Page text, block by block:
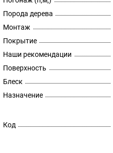
Порода дерева
Монтаж
Покрытие
Наши рекомендации
Поверхность
Блеск
Назначение
Код